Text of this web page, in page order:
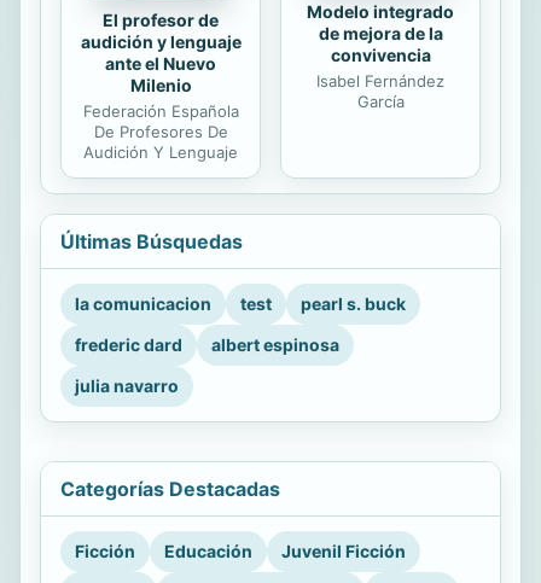
El profesor de
audición y lenguaje
ante el Nuevo
Milenio
Federación Española
De Profesores De
Audición Y Lenguaje
Modelo integrado
de mejora de la
convivencia
Isabel Fernández
García
Últimas Búsquedas
la comunicacion test
pearl s. buck
frederic dard
albert espinosa
julia navarro
Categorías Destacadas
Ficción Educación
Juvenil Ficción